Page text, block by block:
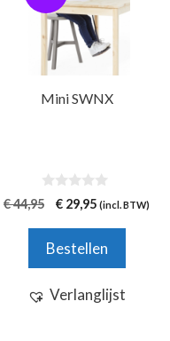
Mini SWNX
0
v
5
€44,95
Oorspronkelijke
was:
€ 44,95.
€ 29,95Huidige
€ 29,95.
(incl. BTW)
Bestellen
Verlanglijst